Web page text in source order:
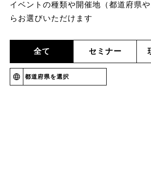
イベントの種類や開催地（都道府県
らお選びいただけます
全て セミナー
都道府県を選択